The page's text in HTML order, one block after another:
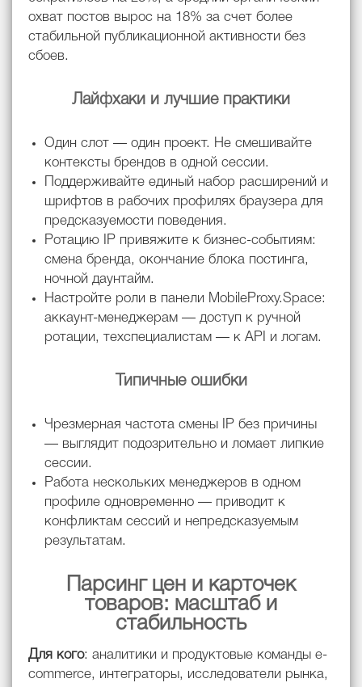
охват постов вырос на 18% за счет более
стабильной публикационной активности без
сбоев.
Лайфхаки и лучшие практики
Один слот — один проект. Не смешивайте
контексты брендов в одной сессии.
Поддерживайте единый набор расширений и
шрифтов в рабочих профилях браузера для
предсказуемости поведения.
Ротацию IP привяжите к бизнес-событиям:
смена бренда, окончание блока постинга,
ночной даунтайм.
Настройте роли в панели MobileProxy.Space:
аккаунт-менеджерам — доступ к ручной
ротации, техспециалистам — к API и логам.
Типичные ошибки
Чрезмерная частота смены IP без причины
— выглядит подозрительно и ломает липкие
сессии.
Работа нескольких менеджеров в одном
профиле одновременно — приводит к
конфликтам сессий и непредсказуемым
результатам.
Парсинг цен и карточек
товаров: масштаб и
стабильность
Для кого: аналитики и продуктовые команды e-
commerce, интеграторы, исследователи рынка,